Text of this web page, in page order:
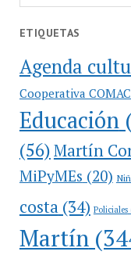
ETIQUETAS
Agenda
Cooperativa
Educación
(56)Martín
MiPyMEs (20)
costa(34) Policiales
Martín